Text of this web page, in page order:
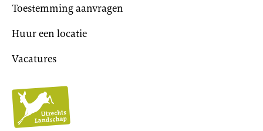
Toestemming aanvragen
Huur een locatie
Vacatures